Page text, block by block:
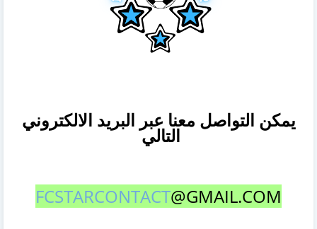
يمكن التواصل معنا عبر البريد الالكتروني
التالي
FCSTARCONTACT@GMAIL.COM